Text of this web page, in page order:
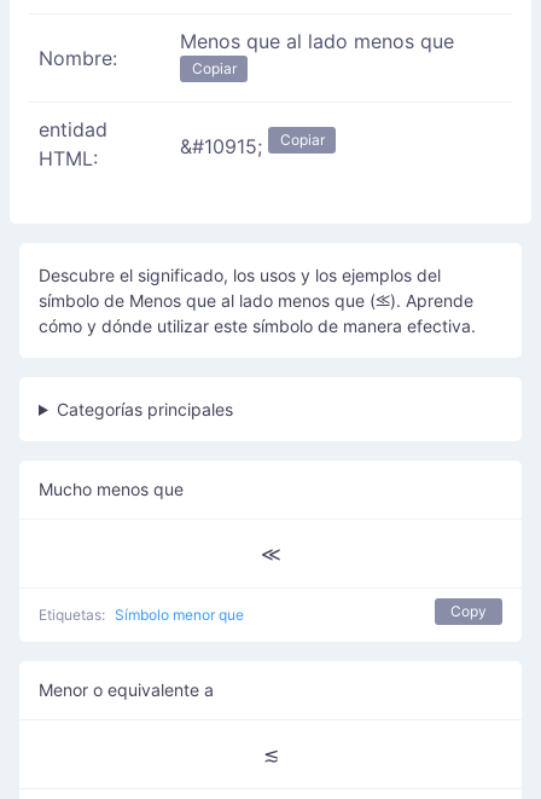
Nombre:
Menos que al lado menos que
Copiar
entidad
HTML:
&#10915; Copiar
Descubre el significado, los usos y los ejemplos del
símbolo de Menos que al lado menos que (⪣). Aprende
cómo y dónde utilizar este símbolo de manera efectiva.
Categorías principales
Mucho menos que
≪
Etiquetas: Símbolo menor que Copy
Menor o equivalente a
≲